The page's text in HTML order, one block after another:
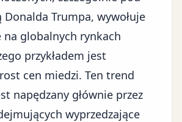
Trumpa, wywołuje
na globalnych rynkach
przykładem jest
cen miedzi. Ten trend
napędzany głównie przez
wyprzedzające